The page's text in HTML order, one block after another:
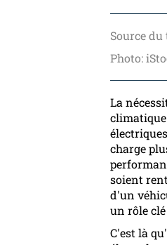
Source du
Photo:
La
charge
soient
d'un
un rôle
C'est là